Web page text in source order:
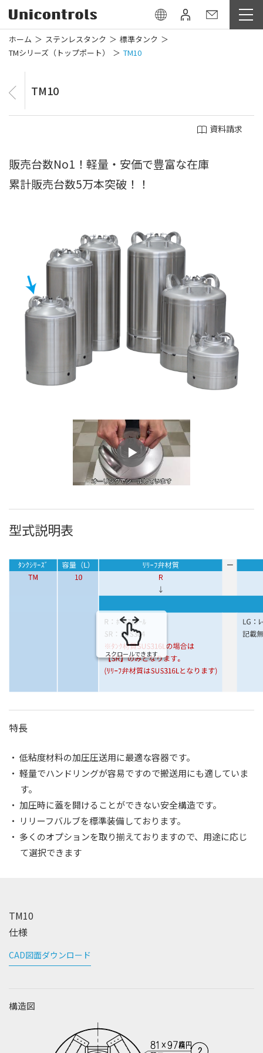
ホーム ステンレスタンク
標準タンク
TMシリーズ（トップポート）
TM10
TM10
資料請求
販売台数No1！軽量・安価で豊富な在庫
累計販売台数5万本突破！！
型式説明表
スクロールできます
特長
・ 低粘度材料の加圧圧送用に最適な容器です。
・ 軽量でハンドリングが容易ですので搬送用にも適していま
す。
・ 加圧時に蓋を開けることができない安全構造です。
・ リリーフバルブを標準装備しております。
・ 多くのオプションを取り揃えておりますので、用途に応じ
て選択できます
TM10
仕様
CAD図面ダウンロード
構造図